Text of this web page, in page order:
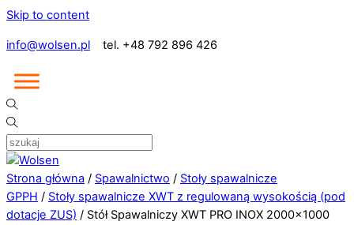
Skip to content
info@wolsen.pl tel. +48 792 896 426
Strona główna / Spawalnictwo / Stoły spawalnicze
GPPH / Stoły spawalnicze XWT z regulowaną wysokością (pod
dotacje ZUS) / Stół Spawalniczy XWT PRO INOX 2000×1000